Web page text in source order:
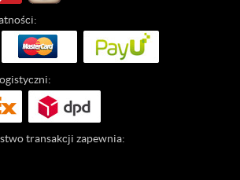
transakcji zapewnia: